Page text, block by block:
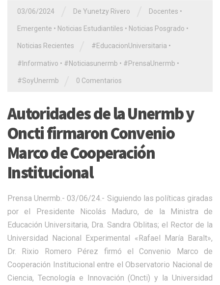
03/06/2024 De Yunetzy Rivero Docentes •
Emergente • Noticias Estudiantiles • Noticias Posgrado •
Noticias Recientes #EducacionUniversitaria •
#Informativo • #Noticiasunermb • #PrensaUnermb •
#SoyUnermb 0 Comentarios
Autoridades de la Unermb y
Oncti firmaron Convenio
Marco de Cooperación
Institucional
Prensa Unermb.- 03/06/24.- Siguiendo las políticas giradas
por el Presidente Nicolás Maduro, de la Ministra de
Educación Universitaria, Dra. Sandra Oblitas; el Rector de la
Universidad Nacional Experimental «Rafael María Baralt»,
Dr. Rixio Romero Pérez firmó el Convenio Marco de
Cooperación Institucional entre el Observatorio Nacional de
Ciencia, Tecnología e Innovación (Oncti) y la Universidad